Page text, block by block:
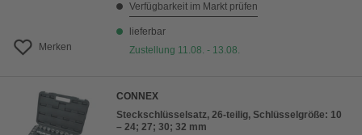
Merken
Verfügbarkeit im Markt prüfen
lieferbar
Zustellung 11.08. - 13.08.
CONNEX
Steckschlüsselsatz, 26-teilig, Schlüsselgröße: 10
– 24; 27; 30; 32 mm